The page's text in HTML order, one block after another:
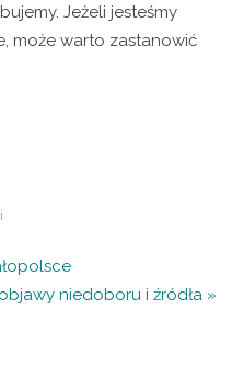
Jeżeli jesteśmy
może warto zastanowić
niedoboru i źródła